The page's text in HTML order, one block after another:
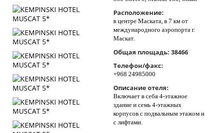
Расположение:
в центре Маската, в 7 км от
международного аэропорта г.
Маскат.
Общая площадь: 38466
Телефон/факс:
+968 24985000
Описание отеля:
Включает в себя 4-этажное
здание и семь 4-этажных
корпусов с подвальным этажом и
с лифтами.